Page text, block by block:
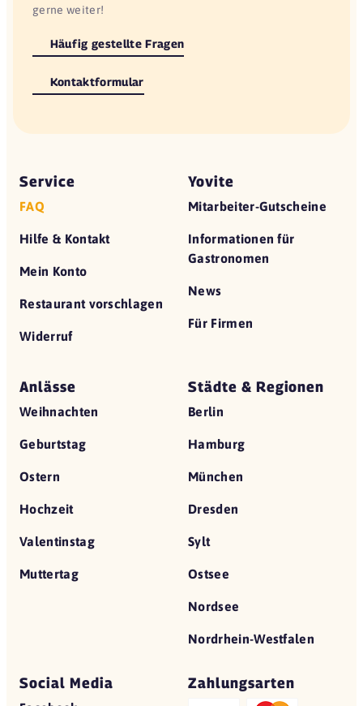
gerne weiter!
Häufig gestellte Fragen
Kontaktformular
Service
FAQ
Hilfe & Kontakt
Mein Konto
Restaurant vorschlagen
Widerruf
Yovite
Mitarbeiter-Gutscheine
Informationen für
Gastronomen
News
Für Firmen
Anlässe
Weihnachten
Geburtstag
Ostern
Hochzeit
Valentinstag
Muttertag
Städte & Regionen
Berlin
Hamburg
München
Dresden
Sylt
Ostsee
Nordsee
Nordrhein-Westfalen
Social Media Zahlungsarten